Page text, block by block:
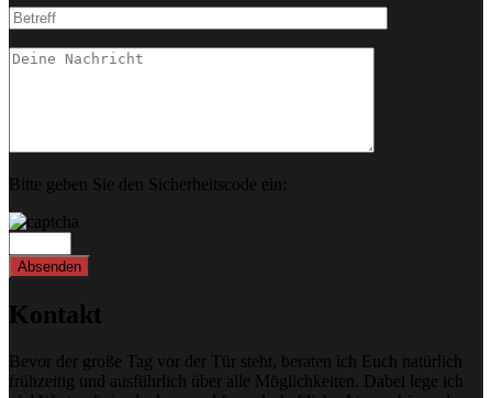
Bitte geben Sie den Sicherheitscode ein:
Kontakt
Bevor der große Tag vor der Tür steht, beraten ich Euch natürlich
frühzeitig und ausführlich über alle Möglichkeiten. Dabei lege ich